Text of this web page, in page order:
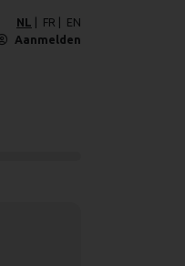
NL FR
EN
Aanmelden